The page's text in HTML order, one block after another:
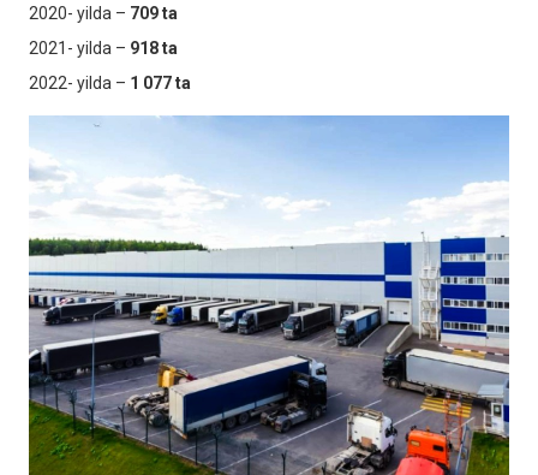
2020- yilda – 709 ta
2021- yilda – 918 ta
2022- yilda – 1 077 ta